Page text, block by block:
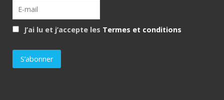
J’ai lu et j’accepte les Termes et conditions